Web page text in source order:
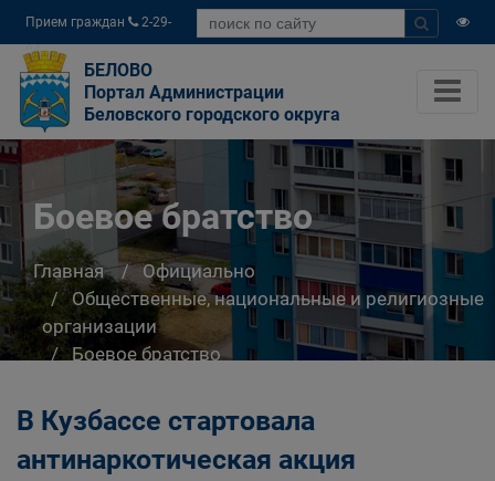
Прием граждан
2-29-
04
БЕЛОВО
Портал Администрации
Беловского городского округа
Боевое братство
Главная
Официально
Общественные, национальные и религиозные
организации
Боевое братство
В Кузбассе стартовала
антинаркотическая акция